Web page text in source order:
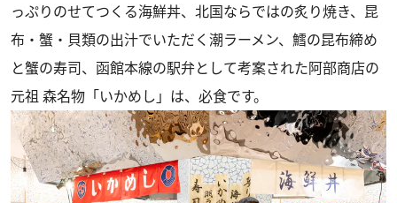
っぷりのせてつくる海鮮丼、北国ならではの炙り焼き、昆
布・蟹・貝類の出汁でいただく潮ラーメン、鱈の昆布締め
と蟹の寿司、函館本線の駅弁として考案された阿部商店の
元祖 森名物「いかめし」は、必食です。